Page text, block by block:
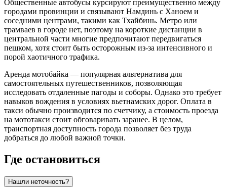
Общественные автобусы курсируют преимущественно между
городами провинции и связывают Намдинь с Ханоем и
соседними центрами, такими как Тхайбинь. Метро или
трамваев в городе нет, поэтому на короткие дистанции в
центральной части многие предпочитают передвигаться
пешком, хотя стоит быть осторожным из-за интенсивного и
порой хаотичного трафика.
Аренда мотобайка — популярная альтернатива для
самостоятельных путешественников, позволяющая
исследовать отдаленные пагоды и соборы. Однако это требует
навыков вождения в условиях вьетнамских дорог. Оплата в
такси обычно производится по счетчику, а стоимость проезда
на мототакси стоит обговаривать заранее. В целом,
транспортная доступность города позволяет без труда
добраться до любой важной точки.
Где остановиться
Нашли неточность?